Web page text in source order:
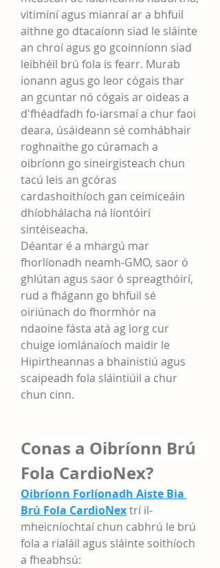
vitimíní agus mianraí ar a bhfuil
aithne go dtacaíonn siad le sláinte
an chroí agus go gcoinníonn siad
leibhéil brú fola is fearr. Murab
ionann agus go leor cógais thar
an gcuntar nó cógais ar oideas a
d'fhéadfadh fo-iarsmaí a chur faoi
deara, úsáideann sé comhábhair
roghnaithe go cúramach a
oibríonn go sineirgisteach chun
tacú leis an gcóras
cardashoithíoch gan ceimiceáin
dhíobhálacha ná líontóirí
sintéiseacha.
Déantar é a mhargú mar
fhorlíonadh neamh-GMO, saor ó
ghlútan agus saor ó spreagthóirí,
rud a fhágann go bhfuil sé
oiriúnach do fhormhór na
ndaoine fásta atá ag lorg cur
chuige iomlánaíoch maidir le
Hipirtheannas a bhainistiú agus
scaipeadh fola sláintiúil a chur
chun cinn.
Conas a Oibríonn Brú
Fola CardioNex?
Oibríonn Forlíonadh Aiste Bia
Brú Fola CardioNex trí il-
mheicníochtaí chun cabhrú le brú
fola a rialáil agus sláinte soithíoch
a fheabhsú: